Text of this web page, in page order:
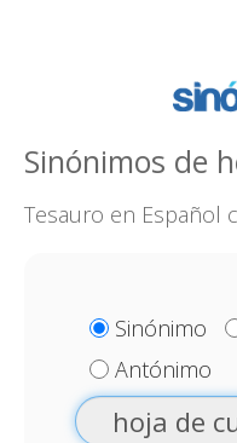
Sinónimos de
Tesauro en Español
Sinónimo
Antónimo